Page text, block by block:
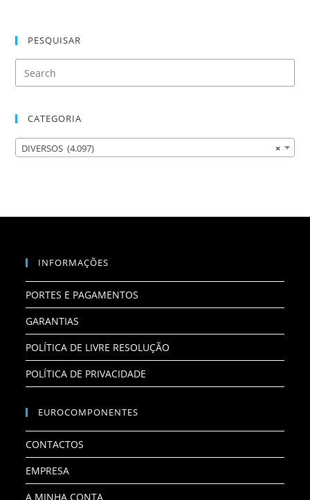
PESQUISAR
CATEGORIA
×
DIVERSOS (4.097)
INFORMAÇÕES
PORTES E PAGAMENTOS
GARANTIAS
POLÍTICA DE LIVRE RESOLUÇÃO
POLÍTICA DE PRIVACIDADE
EUROCOMPONENTES
CONTACTOS
EMPRESA
A MINHA CONTA